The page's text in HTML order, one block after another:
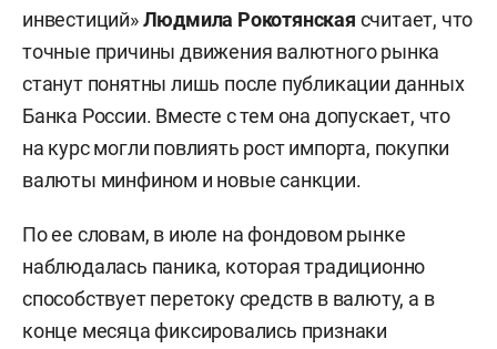
инвестиций»Людмила Рокотянская считает, что
точные причины движения валютного рынка
станут понятны лишь после публикации данных
Банка России. Вместе с тем она допускает, что
на курс могли повлиять рост импорта, покупки
валюты минфином и новые санкции.
По ее словам, в июле на фондовом рынке
наблюдалась паника, которая традиционно
способствует перетоку средств в валюту, а в
конце месяца фиксировались признаки